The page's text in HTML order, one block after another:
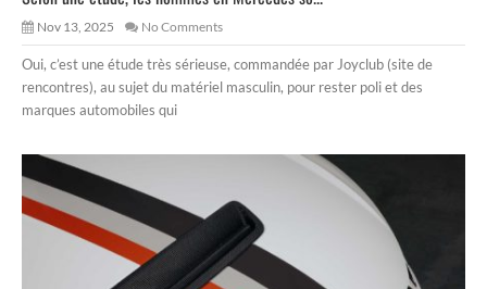
Nov 13, 2025 No Comments
Oui, c’est une étude très sérieuse, commandée par Joyclub (site de
rencontres), au sujet du matériel masculin, pour rester poli et des
marques automobiles qui